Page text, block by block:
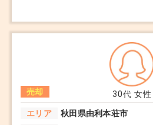
モートになりました） マンショ
っており、現在は数か月に一度
その間、住宅ローンは払っています。 今年結婚
ことが決まったため、自宅のマ
いマンション購入費用に充てよ
が、上記の状態であっても、
けられるのでしょうか。マンシ
相場が上がっているため、プラス
30代 女性
売却
エリア
秋田県由利本荘市